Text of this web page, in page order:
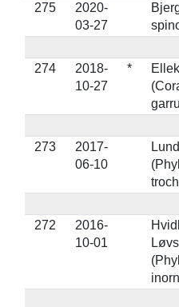
275
2020-
03-27
274
2018-
10-27
*
273
2017-
06-10
272
2016-
10-01